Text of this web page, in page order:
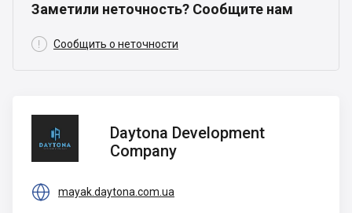
Заметили неточность? Сообщите нам
 Сообщить о неточности
Development
Company
Daytona Development
Company
 mayak.daytona.com.ua